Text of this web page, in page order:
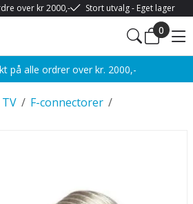
over kr 2000,- Stort utvalg - Eget lager
0
på alle ordrer over kr. 2000,-
/
TV /
F-connectorer